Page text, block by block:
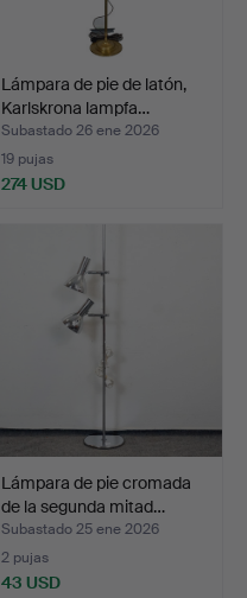
Lámpara de pie de latón,
Karlskrona lampfa…
Subastado 26 ene 2026
19 pujas
274 USD
Lámpara de pie cromada
de la segunda mitad…
Subastado 25 ene 2026
2 pujas
43 USD